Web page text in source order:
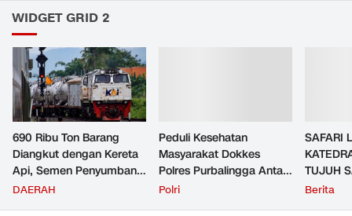
WIDGET GRID 2
690 Ribu Ton Barang
Diangkut dengan Kereta
Api, Semen Penyumbang
Volume Terbesar
DAERAH
Peduli Kesehatan
Masyarakat Dokkes
Polres Purbalingga Antar
Jemput Pasien TB Paru
Polri
SAFARI
TUJUH
MAKNA
Berita